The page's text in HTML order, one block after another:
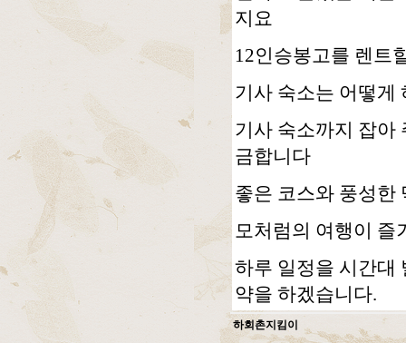
지요
12인승봉고를 렌트
기사 숙소는 어떻게
기사 숙소까지 잡아
금합니다
좋은 코스와 풍성한
모처럼의 여행이 즐
하루 일정을 시간대
약을 하겠습니다.
하회촌지킴이